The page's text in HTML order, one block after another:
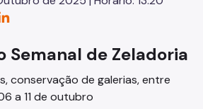
Semanal de Zeladoria
conservação de galerias, entre
a 11 de outubro